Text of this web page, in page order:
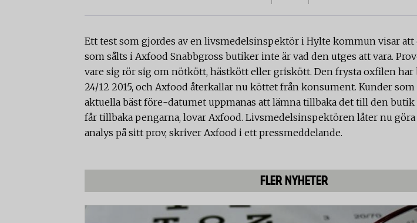
Ett test som gjordes av en livsmedelsinspektör i Hylte kommun visar att
som sålts i Axfood Snabbgross butiker inte är vad den utges att vara.
vare sig rör sig om nötkött, hästkött eller griskött. Den frysta oxfilen
24/12 2015, och Axfood återkallar nu köttet från konsument. Kunder
aktuella bäst före-datumet uppmanas att lämna tillbaka det till den butik
får tillbaka pengarna, lovar Axfood. Livsmedelsinspektören låter nu
analys på sitt prov, skriver Axfood i ett pressmeddelande.
FLER NYHETER